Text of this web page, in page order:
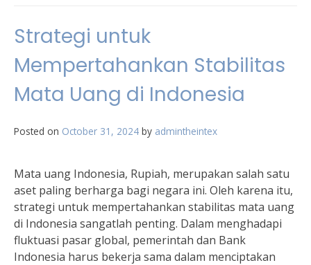
Strategi untuk
Mempertahankan Stabilitas
Mata Uang di Indonesia
Posted on October 31, 2024 by admintheintex
Mata uang Indonesia, Rupiah, merupakan salah satu
aset paling berharga bagi negara ini. Oleh karena itu,
strategi untuk mempertahankan stabilitas mata uang
di Indonesia sangatlah penting. Dalam menghadapi
fluktuasi pasar global, pemerintah dan Bank
Indonesia harus bekerja sama dalam menciptakan